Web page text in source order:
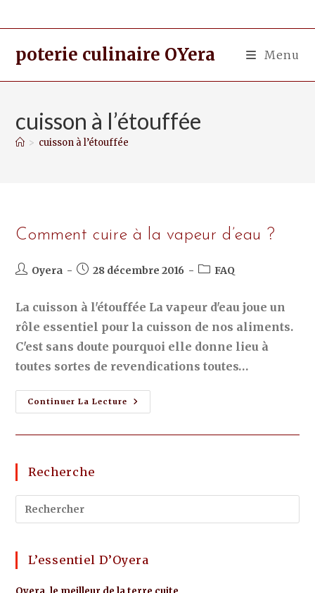
poterie culinaire OYera Menu
cuisson à l’étouffée
> cuisson à l’étouffée
Comment cuire à la vapeur d’eau ?
Oyera 28 décembre 2016 FAQ
La cuisson à l'étouffée La vapeur d'eau joue un
rôle essentiel pour la cuisson de nos aliments.
C'est sans doute pourquoi elle donne lieu à
toutes sortes de revendications toutes…
Continuer La Lecture
Recherche
L’essentiel D’Oyera